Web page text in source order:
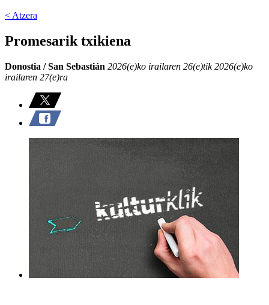
< Atzera
Promesarik txikiena
Donostia / San Sebastián 2026(e)ko irailaren 26(e)tik 2026(e)ko
irailaren 27(e)ra